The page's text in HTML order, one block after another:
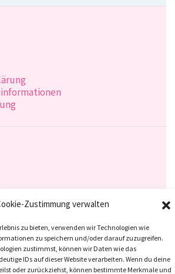
Zustimmung verwalten
zu bieten, verwenden wir Technologien wie
zu speichern und/oder darauf zuzugreifen.
zustimmst, können wir Daten wie das
IDs auf dieser Website verarbeiten. Wenn du deine
oder zurückziehst, können bestimmte Merkmale und